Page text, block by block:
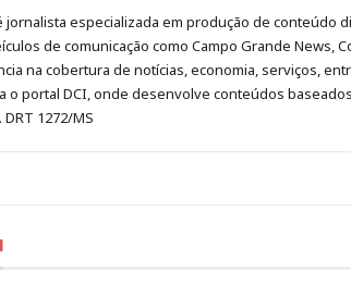
jornalista especializada em produção de conteúdo
de comunicação como Campo Grande News,
na cobertura de notícias, economia, serviços,
o portal DCI, onde desenvolve conteúdos
1272/MS